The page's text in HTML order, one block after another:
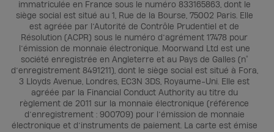
immatriculée en France sous le numéro 833165863, dont le
siège social est situé au 1, Rue de la Bourse, 75002 Paris. Elle
est agréée par l’Autorité de Contrôle Prudentiel et de
Résolution (ACPR) sous le numéro d’agrément 17478 pour
l’émission de monnaie électronique. Moorwand Ltd est une
société enregistrée en Angleterre et au Pays de Galles (n°
d’enregistrement 8491211), dont le siège social est situé à Fora,
3 Lloyds Avenue, Londres, EC3N 3DS, Royaume-Uni. Elle est
agréée par la Financial Conduct Authority au titre du
règlement de 2011 sur la monnaie électronique (référence
d’enregistrement : 900709) pour l’émission de monnaie
électronique et d’instruments de paiement. La carte est émise